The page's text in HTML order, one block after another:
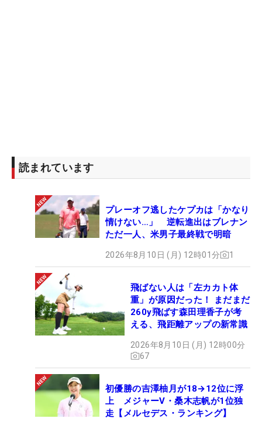
読まれています
プレーオフ逃したケプカは「かなり
情けない…」 逆転進出はブレナン
ただ一人、米男子最終戦で明暗
2026年8月10日 (月) 12時01分 1
飛ばない人は「左カカト体
重」が原因だった！ まだまだ
260y飛ばす森田理香子が考
える、飛距離アップの新常識
2026年8月10日 (月) 12時00分
67
初優勝の吉澤柚月が18→12位に浮
上 メジャーV・桑木志帆が1位独
走【メルセデス・ランキング】